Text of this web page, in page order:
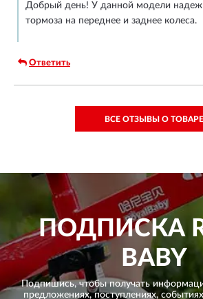
Добрый день! У данной модели
тормоза на переднее и заднее колеса.
Ответить
ВСЕ ОТЗЫВЫ О ТОВАРЕ
ПОДПИСКА
BABY
Подпишись, чтобы получать
предложениях,поступлениях,